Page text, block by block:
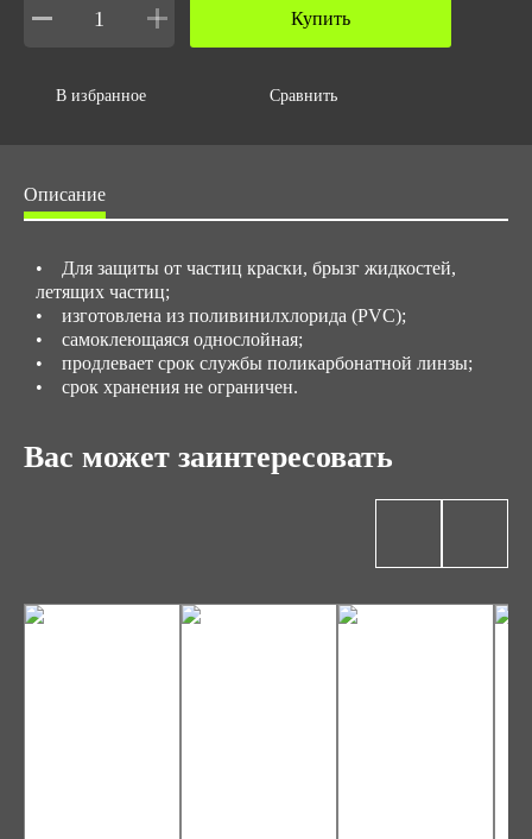
Купить
В избранное Сравнить
Описание
• Для защиты от частиц краски, брызг жидкостей,
летящих частиц;
• изготовлена из поливинилхлорида (PVC);
• самоклеющаяся однослойная;
• продлевает срок службы поликарбонатной линзы;
• срок хранения не ограничен.
Вас может заинтересовать